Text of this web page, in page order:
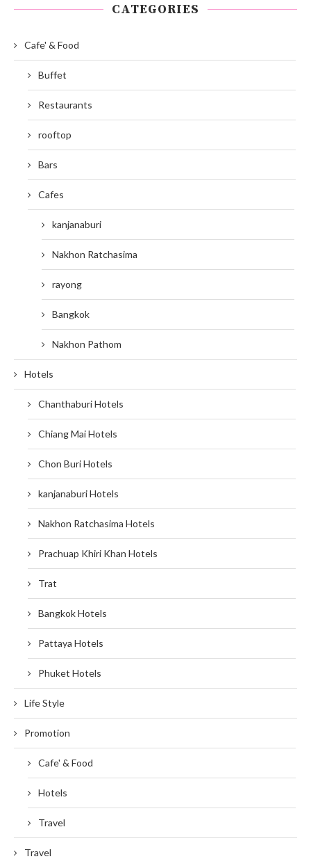
CATEGORIES
Cafe' & Food
Buffet
Restaurants
rooftop
Bars
Cafes
kanjanaburi
Nakhon Ratchasima
rayong
Bangkok
Nakhon Pathom
Hotels
Chanthaburi Hotels
Chiang Mai Hotels
Chon Buri Hotels
kanjanaburi Hotels
Nakhon Ratchasima Hotels
Prachuap Khiri Khan Hotels
Trat
Bangkok Hotels
Pattaya Hotels
Phuket Hotels
Life Style
Promotion
Cafe' & Food
Hotels
Travel
Travel